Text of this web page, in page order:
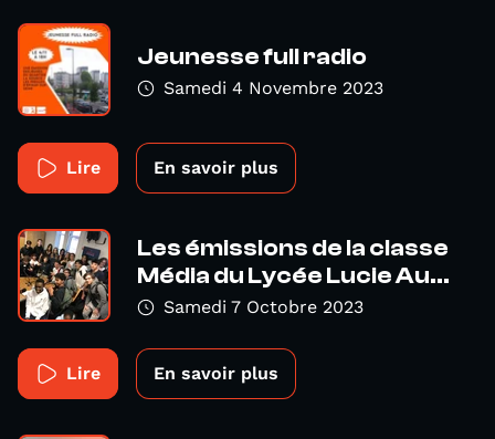
Jeunesse full radio
Samedi 4 Novembre 2023
Lire En savoir plus
Les émissions de la classe
Média du Lycée Lucie Au...
Samedi 7 Octobre 2023
Lire En savoir plus